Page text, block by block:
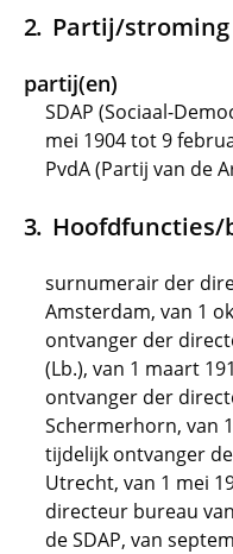
Partij/stroming
partij(en)
SDAP (Sociaal-
mei 1904 tot 9
PvdA (Partij van de
Hoofdfuncties/
surnumerair der
Amsterdam, van 1
ontvanger der
(Lb.), van 1 maart
ontvanger der
Schermerhorn, van
tijdelijk ontvanger
Utrecht, van 1 mei
directeur bureau
de SDAP, van